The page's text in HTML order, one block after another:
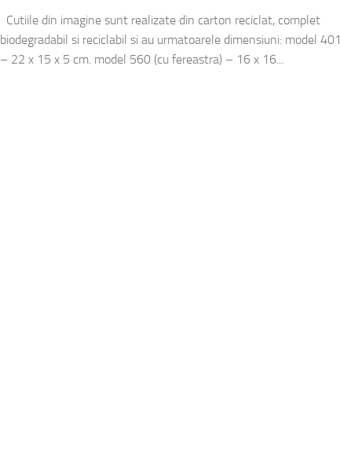
Cutiile din imagine sunt realizate din carton reciclat, complet
biodegradabil si reciclabil si au urmatoarele dimensiuni: model 401
– 22 x 15 x 5 cm. model 560 (cu fereastra) – 16 x 16...